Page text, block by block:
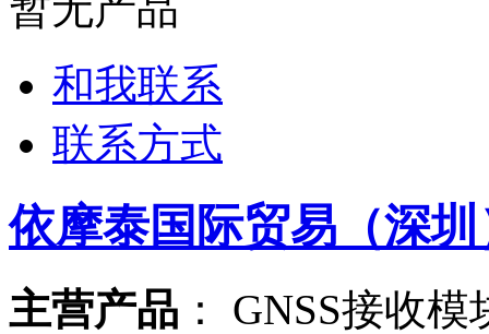
和我联系
联系方式
依摩泰国际贸易（深
主营产品 ： GNSS接收